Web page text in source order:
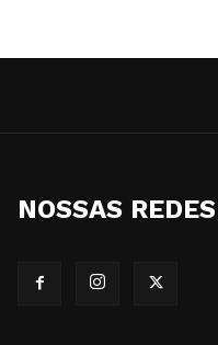
NOSSAS REDES